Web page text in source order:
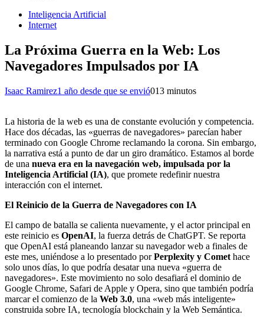
Inteligencia Artificial
Internet
La Próxima Guerra en la Web: Los
Navegadores Impulsados por IA
Isaac Ramirez1 año desde que se envió013 minutos
La historia de la web es una de constante evolución y competencia.
Hace dos décadas, las «guerras de navegadores» parecían haber
terminado con Google Chrome reclamando la corona. Sin embargo,
la narrativa está a punto de dar un giro dramático. Estamos al borde
de una nueva era en la navegación web, impulsada por la
Inteligencia Artificial (IA), que promete redefinir nuestra
interacción con el internet.
El Reinicio de la Guerra de Navegadores con IA
El campo de batalla se calienta nuevamente, y el actor principal en
este reinicio es OpenAI, la fuerza detrás de ChatGPT. Se reporta
que OpenAI está planeando lanzar su navegador web a finales de
este mes, uniéndose a lo presentado porPerplexity y Comet hace
solo unos días, lo que podría desatar una nueva «guerra de
navegadores». Este movimiento no solo desafiará el dominio de
Google Chrome, Safari de Apple y Opera, sino que también podría
marcar el comienzo de la Web 3.0, una «web más inteligente»
construida sobre IA, tecnología blockchain y la Web Semántica.